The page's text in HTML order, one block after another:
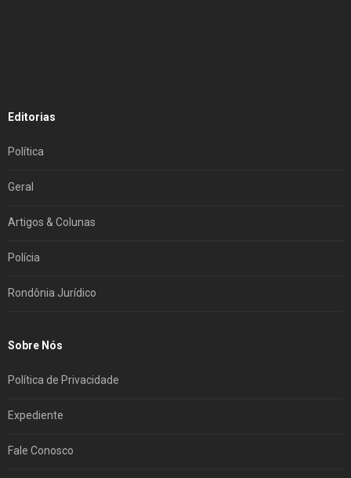
Editorias
Política
Geral
Artigos & Colunas
Polícia
Rondônia Jurídico
Sobre Nós
Política de Privacidade
Expediente
Fale Conosco